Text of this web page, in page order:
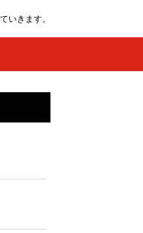
いきます。